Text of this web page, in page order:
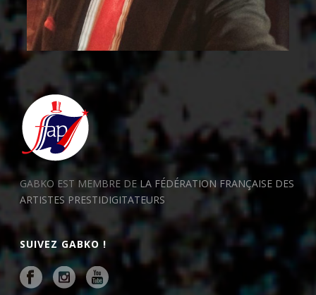
GABKO EST MEMBRE DE LA FÉDÉRATION FRANÇAISE DES
ARTISTES PRESTIDIGITATEURS
SUIVEZ GABKO !